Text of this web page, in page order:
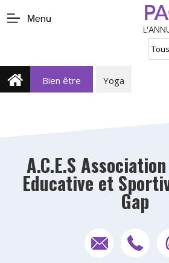
Menu
Bien être Yoga
A.C.E.S
Educative et
Gap